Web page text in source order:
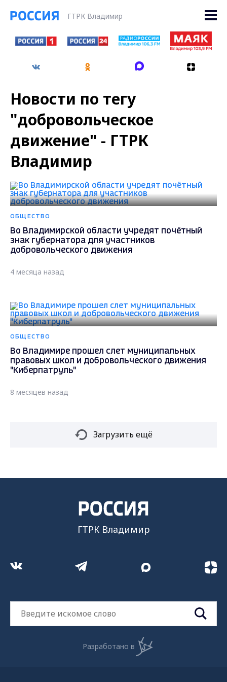
ГТРК Владимир
Новости по тегу
"добровольческое
движение" - ГТРК
Владимир
ОБЩЕСТВО
Во Владимирской области учредят почётный
знак губернатора для участников
добровольческого движения
4 месяца назад
ОБЩЕСТВО
Во Владимире прошел слет муниципальных
правовых школ и добровольческого движения
"Киберпатруль"
8 месяцев назад
Загрузить ещё
ГТРК Владимир
Разработано в